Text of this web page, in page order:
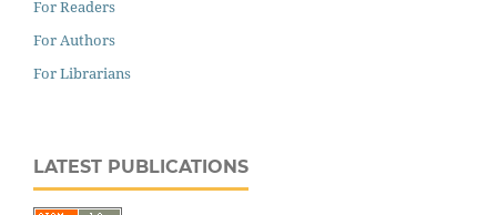
For Readers
For Authors
For Librarians
LATEST PUBLICATIONS